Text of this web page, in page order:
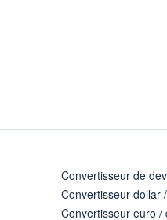
Convertisseur de
Convertisseur dollar
Convertisseur euro /